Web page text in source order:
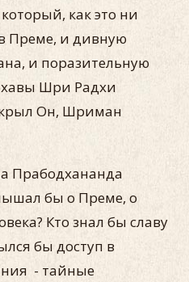
как это ни
Преме, и дивную
и поразительную
Шри Радхи
Он, Шриман
Прабодхананда
бы о Преме, о
Кто знал бы славу
бы доступ в
- тайные